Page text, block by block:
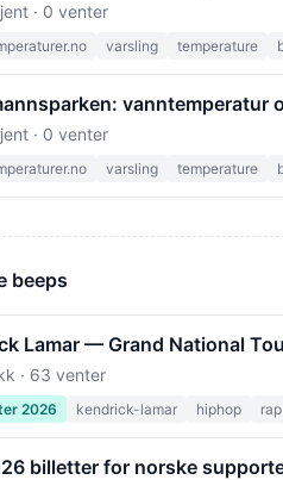
· 0 venter
varsling temperature
vanntemperatur
· 0 venter
varsling temperature
beeps
Lamar — Grand National
· 63 venter
2026 kendrick-lamar hiphop rap
billetter for norske